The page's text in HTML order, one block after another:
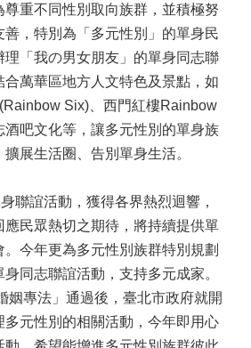
重不同性別取向族群，並積極努
善，特別為「多元性別」的單身民
理「我の男女朋友」的單身同志聯
萬華區地方人文特色及景點，如
Six)、西門紅樓Rainbow
酒吧文化等，讓多元性別的單身族
展生活圈、告別單身生活。
聯誼活動，獲得各界熱烈迴響，
應民眾熱切之期待，將持續提供單
今年更為多元性別族群特別規劃
身同志聯誼活動，支持多元成家。
姻專法」通過後，臺北市政府就開
多元性別的相關活動，今年即用心